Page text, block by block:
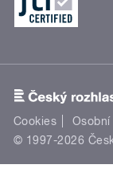
Cookies Osobní
© 1997-2026